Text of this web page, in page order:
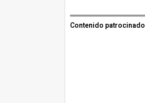
Contenido patrocinado